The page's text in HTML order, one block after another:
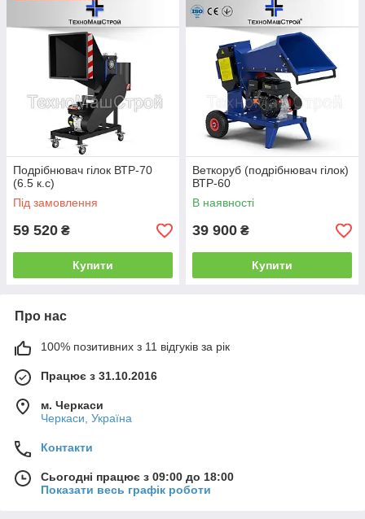
Подрібнювач гілок ВТР-70
(6.5 к.с)
Під замовлення
59 520 ₴
Купити
Веткоруб (подрібнювач гілок)
ВТР-60
В наявності
39 900 ₴
Купити
Про нас
100% позитивних з 11 відгуків за рік
Працює з 31.10.2016
м. Черкаси
Черкаси, Україна
Контакти
Сьогодні працює з 09:00 до 18:00
Показати весь графік роботи